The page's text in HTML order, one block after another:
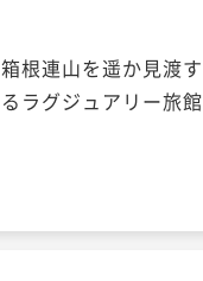
根連山を遥か見渡す
ラグジュアリー旅館